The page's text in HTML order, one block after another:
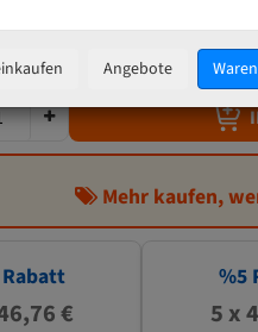
48,20
zzgl.
Mehr kaufen,
€
%5
5 x
Angebote